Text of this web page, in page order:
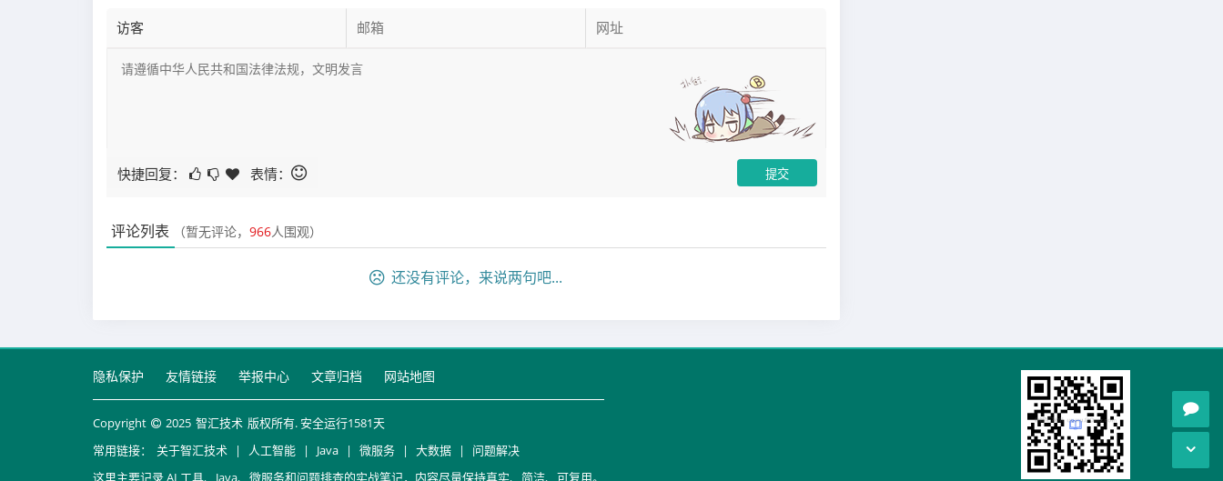
快捷回复： 表情：
评论列表 （暂无评论， 966人围观）
还没有评论，来说两句吧...
隐私保护 友情链接 举报中心 文章归档 网站地图
Copyright 2025 智汇技术 版权所有. 安全运行1581天
常用链接：
关于智汇技术 | 人工智能 | Java | 微服务 | 大数据 |
问题解决
这里主要记录 AI 工具、Java、微服务和问题排查的实战笔记，内容尽量保持真实、简洁、可复用。